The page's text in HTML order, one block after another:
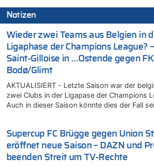
Notizen
Wieder zwei Teams aus Belgien in
Ligaphase der Champions League?
Saint-Gilloise in …Ostende gegen FK
Bodø/Glimt
AKTUALISIERT - Letzte Saison war der
zwei Clubs in der Ligapase der Champions
Auch in dieser Saison könnte dies der Fall
Supercup FC Brügge gegen Union
eröffnet neue Saison – DAZN und
beenden Streit um TV-Rechte